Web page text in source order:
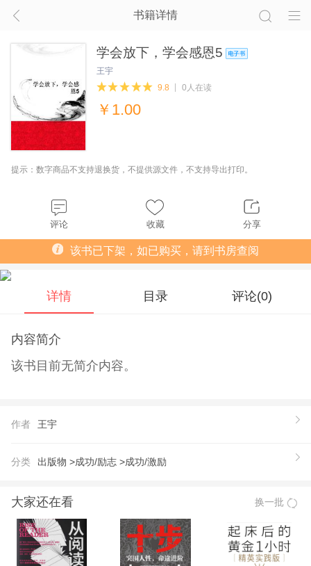
书籍详情
学会放下，学会感恩5
王宇
9.8
0人在读
￥ 1.00
提示：数字商品不支持退换货，不提供源文件，不支持导出打印。
评论 收藏 分享
该书已下架，如已购买，请到书房查阅
详情 目录 评论(0)
内容简介
该书目前无简介内容。
作者 王宇
分类 出版物 >成功/励志 >成功/激励
大家还在看 换一批